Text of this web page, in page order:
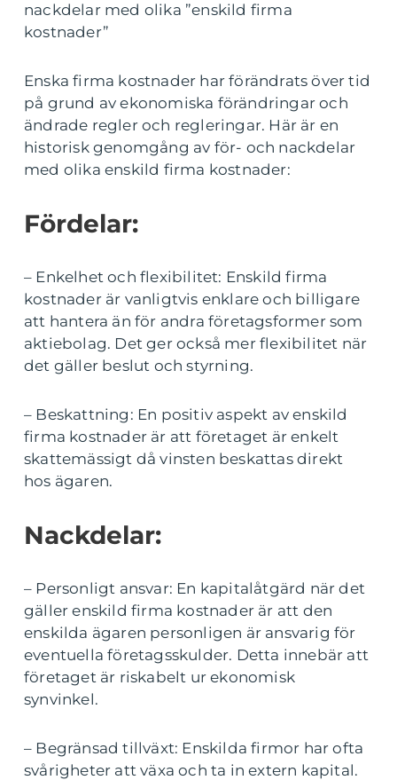
nackdelar med olika ”enskild firma
kostnader”
Enska firma kostnader har förändrats över tid
på grund av ekonomiska förändringar och
ändrade regler och regleringar. Här är en
historisk genomgång av för- och nackdelar
med olika enskild firma kostnader:
Fördelar:
– Enkelhet och flexibilitet: Enskild firma
kostnader är vanligtvis enklare och billigare
att hantera än för andra företagsformer som
aktiebolag. Det ger också mer flexibilitet när
det gäller beslut och styrning.
– Beskattning: En positiv aspekt av enskild
firma kostnader är att företaget är enkelt
skattemässigt då vinsten beskattas direkt
hos ägaren.
Nackdelar:
– Personligt ansvar: En kapitalåtgärd när det
gäller enskild firma kostnader är att den
enskilda ägaren personligen är ansvarig för
eventuella företagsskulder. Detta innebär att
företaget är riskabelt ur ekonomisk
synvinkel.
– Begränsad tillväxt: Enskilda firmor har ofta
svårigheter att växa och ta in extern kapital.